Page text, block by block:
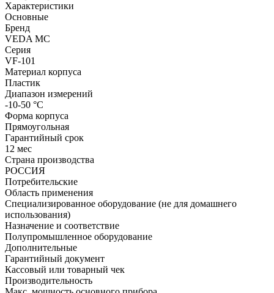
Характеристики
Основные
Бренд
VEDA MC
Серия
VF-101
Материал корпуса
Пластик
Диапазон измерений
-10-50 °С
Форма корпуса
Прямоугольная
Гарантийный срок
12 мес
Страна производства
РОССИЯ
Потребительские
Область применения
Специализированное оборудование (не для домашнего
использования)
Назначение и соответствие
Полупромышленное оборудование
Дополнительные
Гарантийный документ
Кассовый или товарный чек
Производительность